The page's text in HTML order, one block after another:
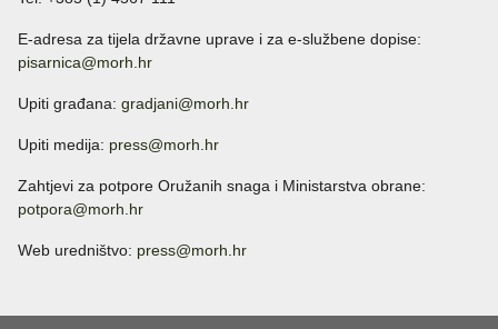
E-adresa za tijela državne uprave i za e-službene dopise:
pisarnica@morh.hr
Upiti građana: gradjani@morh.hr
Upiti medija: press@morh.hr
Zahtjevi za potpore Oružanih snaga i Ministarstva obrane:
potpora@morh.hr
Web uredništvo: press@morh.hr